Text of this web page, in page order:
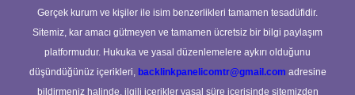
Gerçek kurum ve kişiler ile isim benzerlikleri tamamen tesadüfidir.
Sitemiz, kar amacı gütmeyen ve tamamen ücretsiz bir bilgi paylaşım
platformudur. Hukuka ve yasal düzenlemelere aykırı olduğunu
düşündüğünüz içerikleri, backlinkpanelicomtr@gmail.com adresine
bildirmeniz halinde, ilgili içerikler yasal süre içerisinde sitemizden